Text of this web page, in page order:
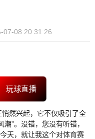
07-08 20:31:26
玩球直播
然兴起，它不仅吸引了全
”。没错，您没有听错，
天，就让我这个对体育赛